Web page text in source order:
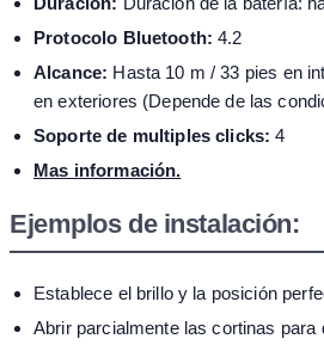
Protocolo Bluetooth: 4.2
Alcance: Hasta 10 m / 33 pies en
en exteriores (Depende de las
Soporte de multiples clicks: 4
Mas información.
Ejemplos de instalación:
Establece el brillo y la posición
Abrir parcialmente las cortinas para